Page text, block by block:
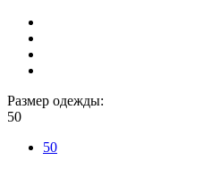
Размер одежды:
50
50